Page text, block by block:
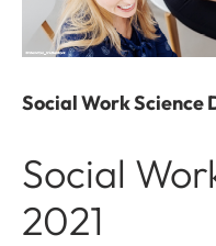
Social Work Science
Social
2021